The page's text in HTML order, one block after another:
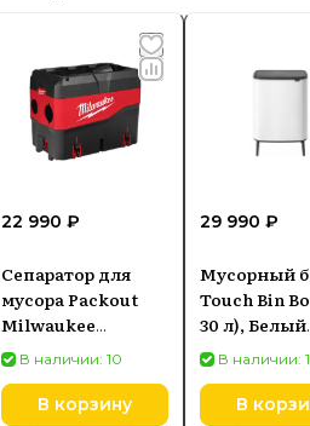
22 990 ₽
Сепаратор для
мусора Packout
Milwaukee
4932498256
В наличии: 10
В корзину
29 990 ₽
Мусорный
Touch Bin
30 л), Белый
Brabantia
В наличии:
В